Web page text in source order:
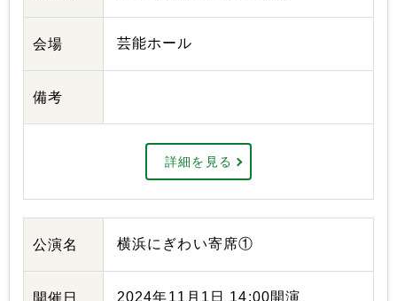
会場 芸能ホール
備考
詳細を見る
公演名 横浜にぎわい寄席①
開催日 2024年11月1日 14:00開演